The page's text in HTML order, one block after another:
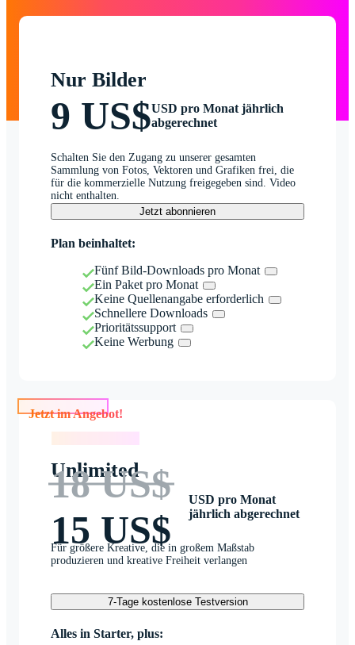
Nur Bilder
9 US$USD pro Monat jährlich
abgerechnet
Schalten Sie den Zugang zu unserer gesamten
Sammlung von Fotos, Vektoren und Grafiken frei, die
für die kommerzielle Nutzung freigegeben sind. Video
nicht enthalten.
Jetzt abonnieren
Plan beinhaltet:
Fünf Bild-Downloads pro Monat
Ein Paket pro Monat
Keine Quellenangabe erforderlich
Schnellere Downloads
Prioritätssupport
Keine Werbung
Jetzt im Angebot!
Unlimited
18 US$
15 US$
USD pro Monat
jährlich abgerechnet
Für größere Kreative, die in großem Maßstab
produzieren und kreative Freiheit verlangen
7-Tage kostenlose Testversion
Alles in Starter, plus: